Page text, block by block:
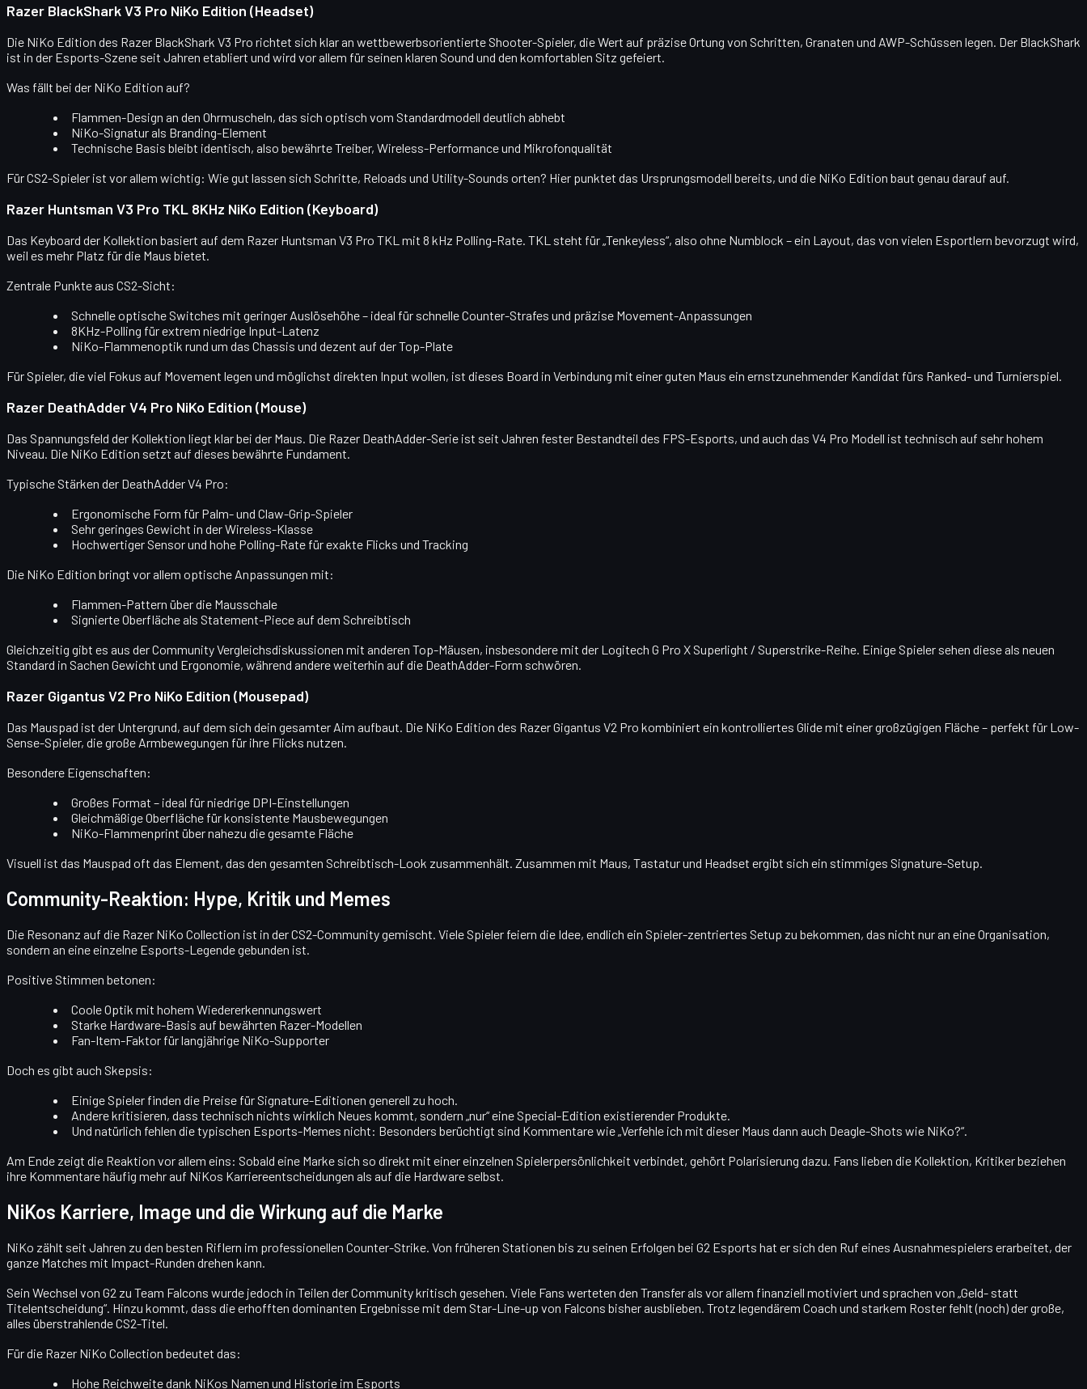
Razer BlackShark V3 Pro NiKo Edition (Headset)
Die NiKo Edition des Razer BlackShark V3 Pro richtet sich klar an wettbewerbsorientierte Shooter-Spieler, die Wert auf präzise Ortung von Schritten, Granaten und AWP-Schüssen legen. Der BlackShark
ist in der Esports-Szene seit Jahren etabliert und wird vor allem für seinen klaren Sound und den komfortablen Sitz gefeiert.
Was fällt bei der NiKo Edition auf?
Flammen-Design an den Ohrmuscheln, das sich optisch vom Standardmodell deutlich abhebt
NiKo-Signatur als Branding-Element
Technische Basis bleibt identisch, also bewährte Treiber, Wireless-Performance und Mikrofonqualität
Für CS2-Spieler ist vor allem wichtig: Wie gut lassen sich Schritte, Reloads und Utility-Sounds orten? Hier punktet das Ursprungsmodell bereits, und die NiKo Edition baut genau darauf auf.
Razer Huntsman V3 Pro TKL 8KHz NiKo Edition (Keyboard)
Das Keyboard der Kollektion basiert auf dem Razer Huntsman V3 Pro TKL mit 8 kHz Polling-Rate. TKL steht für „Tenkeyless“, also ohne Numblock – ein Layout, das von vielen Esportlern bevorzugt wird,
weil es mehr Platz für die Maus bietet.
Zentrale Punkte aus CS2-Sicht:
Schnelle optische Switches mit geringer Auslösehöhe – ideal für schnelle Counter-Strafes und präzise Movement-Anpassungen
8KHz-Polling für extrem niedrige Input-Latenz
NiKo-Flammenoptik rund um das Chassis und dezent auf der Top-Plate
Für Spieler, die viel Fokus auf Movement legen und möglichst direkten Input wollen, ist dieses Board in Verbindung mit einer guten Maus ein ernstzunehmender Kandidat fürs Ranked- und Turnierspiel.
Razer DeathAdder V4 Pro NiKo Edition (Mouse)
Das Spannungsfeld der Kollektion liegt klar bei der Maus. Die Razer DeathAdder-Serie ist seit Jahren fester Bestandteil des FPS-Esports, und auch das V4 Pro Modell ist technisch auf sehr hohem
Niveau. Die NiKo Edition setzt auf dieses bewährte Fundament.
Typische Stärken der DeathAdder V4 Pro:
Ergonomische Form für Palm- und Claw-Grip-Spieler
Sehr geringes Gewicht in der Wireless-Klasse
Hochwertiger Sensorund hohe Polling-Rate für exakte Flicks und Tracking
Die NiKo Edition bringt vor allem optische Anpassungen mit:
Flammen-Pattern über die Mausschale
Signierte Oberfläche als Statement-Piece auf dem Schreibtisch
Gleichzeitig gibt es aus der Community Vergleichsdiskussionen mit anderen Top-Mäusen, insbesondere mit der Logitech G Pro X Superlight / Superstrike-Reihe. Einige Spieler sehen diese als neuen
Standard in Sachen Gewicht und Ergonomie, während andere weiterhin auf die DeathAdder-Form schwören.
Razer Gigantus V2 Pro NiKo Edition (Mousepad)
Das Mauspad ist der Untergrund, auf dem sich dein gesamter Aim aufbaut. Die NiKo Edition des Razer Gigantus V2 Pro kombiniert ein kontrolliertes Glide mit einer großzügigen Fläche – perfekt für Low-
Sense-Spieler, die große Armbewegungen für ihre Flicks nutzen.
Besondere Eigenschaften:
Großes Format – ideal für niedrige DPI-Einstellungen
Gleichmäßige Oberfläche für konsistente Mausbewegungen
NiKo-Flammenprint über nahezu die gesamte Fläche
Visuell ist das Mauspad oft das Element, das den gesamten Schreibtisch-Look zusammenhält. Zusammen mit Maus, Tastatur und Headset ergibt sich ein stimmiges Signature-Setup.
Community-Reaktion: Hype, Kritik und Memes
Die Resonanz auf die Razer NiKo Collection ist in der CS2-Community gemischt. Viele Spieler feiern die Idee, endlich ein Spieler-zentriertes Setup zu bekommen, das nicht nur an eine Organisation,
sondern an eine einzelne Esports-Legende gebunden ist.
Positive Stimmen betonen:
Coole Optik mit hohem Wiedererkennungswert
Starke Hardware-Basis auf bewährten Razer-Modellen
Fan-Item-Faktor für langjährige NiKo-Supporter
Doch es gibt auch Skepsis:
Einige Spieler finden die Preise für Signature-Editionen generell zu hoch.
Andere kritisieren, dass technisch nichts wirklich Neues kommt, sondern „nur“ eine Special-Edition existierender Produkte.
Und natürlich fehlen die typischen Esports-Memes nicht: Besonders berüchtigt sind Kommentare wie „Verfehle ich mit dieser Maus dann auch Deagle-Shots wie NiKo?“.
Am Ende zeigt die Reaktion vor allem eins: Sobald eine Marke sich so direkt mit einer einzelnen Spielerpersönlichkeit verbindet, gehört Polarisierung dazu. Fans lieben die Kollektion, Kritiker beziehen
ihre Kommentare häufig mehr auf NiKos Karriereentscheidungen als auf die Hardware selbst.
NiKos Karriere, Image und die Wirkung auf die Marke
NiKo zählt seit Jahren zu den besten Riflern im professionellen Counter-Strike. Von früheren Stationen bis zu seinen Erfolgen bei G2 Esports hat er sich den Ruf eines Ausnahmespielers erarbeitet, der
ganze Matches mit Impact-Runden drehen kann.
Sein Wechsel von G2 zu Team Falcons wurde jedoch in Teilen der Community kritisch gesehen. Viele Fans werteten den Transfer als vor allem finanziell motiviert und sprachen von „Geld- statt
Titelentscheidung“. Hinzu kommt, dass die erhofften dominanten Ergebnisse mit dem Star-Line-up von Falcons bisher ausblieben. Trotz legendärem Coach und starkem Roster fehlt (noch) der große,
alles überstrahlende CS2-Titel.
Für die Razer NiKo Collection bedeutet das:
Hohe Reichweitedank NiKos Namen und Historie im Esports